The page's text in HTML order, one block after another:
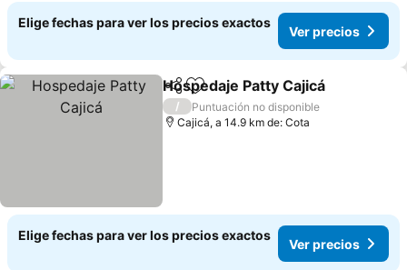
Elige fechas para ver los precios exactos
Ver precios
CompartirAgregar a favoritos
Hospedaje Patty Cajicá
/
Puntuación no disponible
Cajicá, a 14.9 km de: Cota
Elige fechas para ver los precios exactos
Ver precios